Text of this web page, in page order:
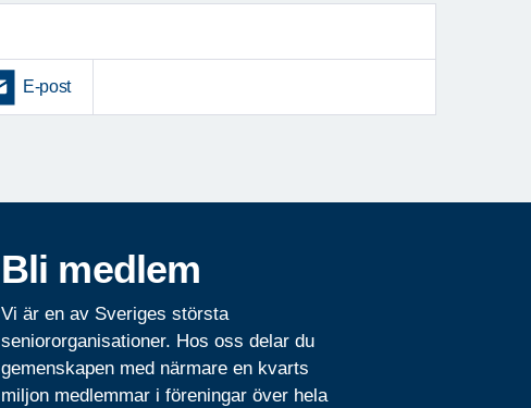
E-post
Bli medlem
Vi är en av Sveriges största
seniororganisationer. Hos oss delar du
gemenskapen med närmare en kvarts
miljon medlemmar i föreningar över hela